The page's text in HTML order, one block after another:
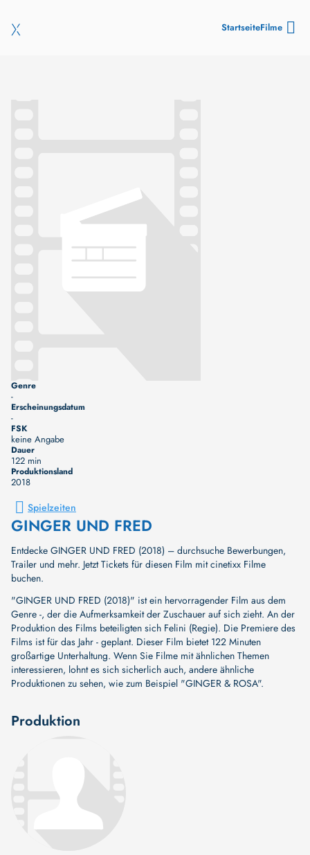
StartseiteFilme
Genre
-
Erscheinungsdatum
-
FSK
keine Angabe
Dauer
122 min
Produktionsland
2018
Spielzeiten
GINGER UND FRED
Entdecke GINGER UND FRED (2018) – durchsuche Bewerbungen,
Trailer und mehr. Jetzt Tickets für diesen Film mit cinetixx Filme
buchen.
"GINGER UND FRED (2018)" ist ein hervorragender Film aus dem
Genre -, der die Aufmerksamkeit der Zuschauer auf sich zieht. An der
Produktion des Films beteiligten sich Felini (Regie). Die Premiere des
Films ist für das Jahr - geplant. Dieser Film bietet 122 Minuten
großartige Unterhaltung. Wenn Sie Filme mit ähnlichen Themen
interessieren, lohnt es sich sicherlich auch, andere ähnliche
Produktionen zu sehen, wie zum Beispiel "GINGER & ROSA".
Produktion